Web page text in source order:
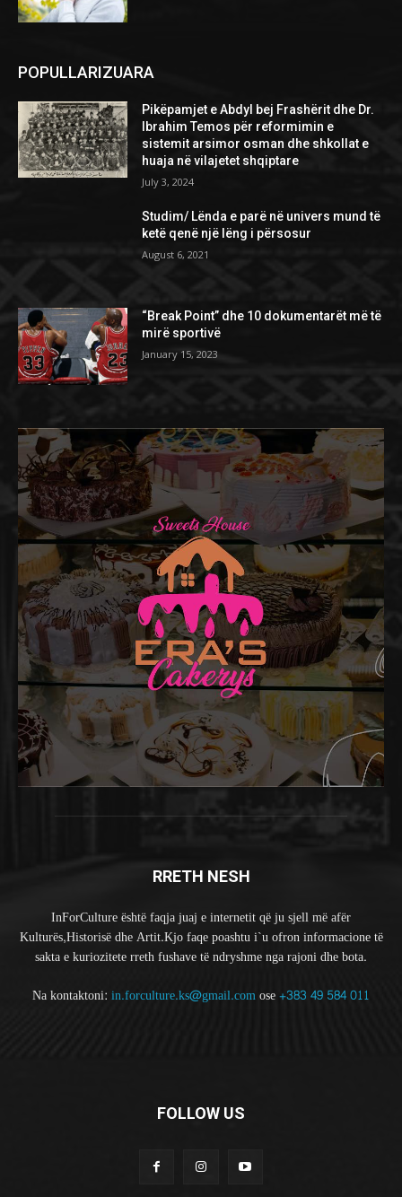
POPULLARIZUARA
Pikëpamjet e Abdyl bej Frashërit dhe Dr.
Ibrahim Temos për reformimin e
sistemit arsimor osman dhe shkollat e
huaja në vilajetet shqiptare
July 3, 2024
Studim/ Lënda e parë në univers mund të
ketë qenë një lëng i përsosur
August 6, 2021
“Break Point” dhe 10 dokumentarët më të
mirë sportivë
January 15, 2023
RRETH NESH
InForCulture është faqja juaj e internetit që ju sjell më afër
Kulturës,Historisë dhe Artit.Kjo faqe poashtu i`u ofron informacione të
sakta e kuriozitete rreth fushave të ndryshme nga rajoni dhe bota.
Na kontaktoni: in.forculture.ks@gmail.comose+383 49 584 011
FOLLOW US